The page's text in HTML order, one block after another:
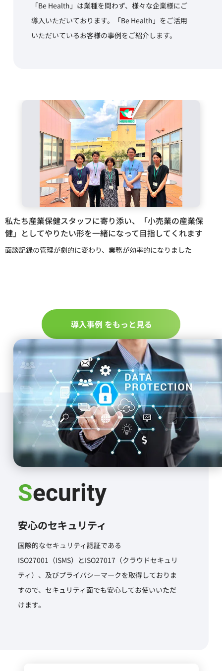
「Be Health」は業種を問わず、様々な企業様にご
導入いただいております。「Be Health」をご活用
いただいているお客様の事例をご紹介します。
健診事後措置に活用して『ホワイト500』の取得に役立ちま
した
健診データ管理について、点で追っていたものが線でつながり効率
導入事例 をもっと見る
Security
安心のセキュリティ
国際的なセキュリティ認証である
ISO27001（ISMS）とISO27017（クラウドセキュリ
ティ）、及びプライバシーマークを取得しておりま
すので、セキュリティ面でも安心してお使いいただ
けます。